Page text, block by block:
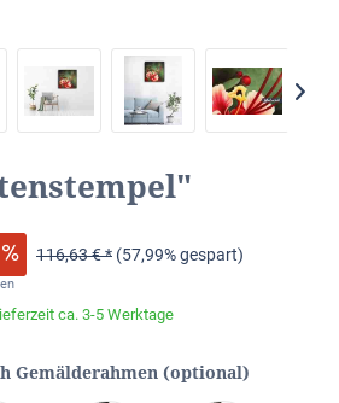
116,63 € * (57,99% gespart)
ca. 3-5 Werktage
Gemälderahmen (optional)